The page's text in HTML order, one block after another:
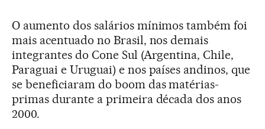
O aumento dos salários mínimos também foi
mais acentuado no Brasil, nos demais
integrantes do Cone Sul (Argentina, Chile,
Paraguai e Uruguai) e nos países andinos, que
se beneficiaram do boom das matérias-
primas durante a primeira década dos anos
2000.